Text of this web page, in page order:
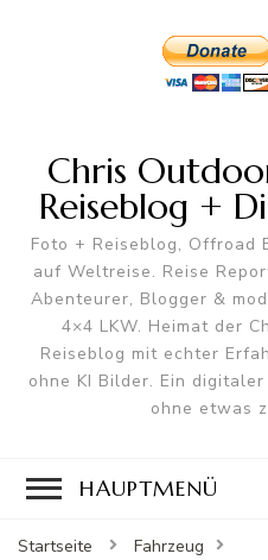
Chris
Reiseblog +
Foto + Reiseblog, Offroad
auf Weltreise. Reise
Abenteurer, Blogger &
4×4 LKW. Heimat der
Reiseblog mit echter
ohne KI Bilder. Ein
ohne etwas
HAUPTMENÜ
Startseite
Fahrzeug